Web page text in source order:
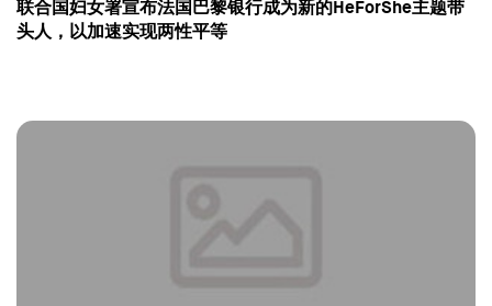
联合国妇女署宣布法国巴黎银行成为新的HeForShe主题带
头人，以加速实现两性平等